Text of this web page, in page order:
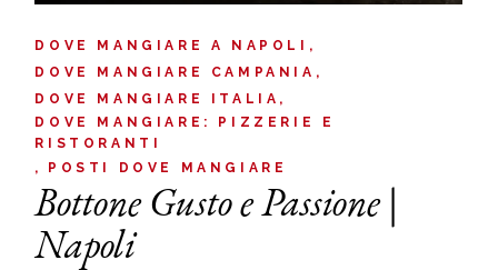
DOVE MANGIARE A NAPOLI
DOVE MANGIARE CAMPANIA
DOVE MANGIARE ITALIA
DOVE MANGIARE: PIZZERIE E
RISTORANTI
POSTI DOVE MANGIARE
Bottone Gusto e Passione |
Napoli